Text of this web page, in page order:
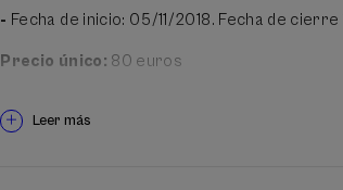
- Fecha de inicio: 05/11/2018. Fecha de cierre
Precio único: 80 euros
Leer más